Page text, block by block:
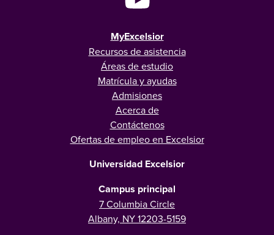
MyExcelsior
Recursos de asistencia
Áreas de estudio
Matrícula y ayudas
Admisiones
Acerca de
Contáctenos
Ofertas de empleo en Excelsior
Universidad Excelsior
Campus principal
7 Columbia Circle
Albany, NY 12203-5159